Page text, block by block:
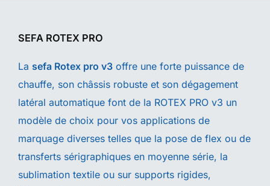
SEFA ROTEX PRO
La sefa Rotex pro v3 offre une forte puissance de
chauffe, son châssis robuste et son dégagement
latéral automatique font de la ROTEX PRO v3 un
modèle de choix pour vos applications de
marquage diverses telles que la pose de flex ou de
transferts sérigraphiques en moyenne série, la
sublimation textile ou sur supports rigides,